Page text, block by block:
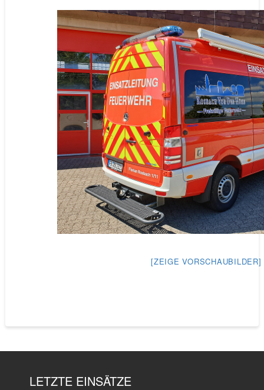
[ZEIGE VORSCHAUBILDER]
LETZTE EINSÄTZE